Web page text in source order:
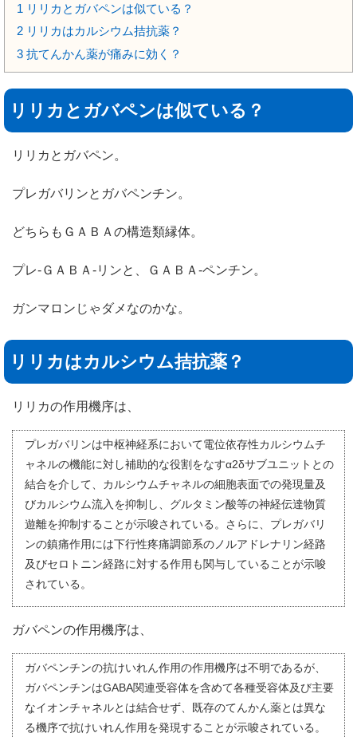
1 リリカとガバペンは似ている？
2 リリカはカルシウム拮抗薬？
3 抗てんかん薬が痛みに効く？
リリカとガバペンは似ている？
リリカとガバペン。
プレガバリンとガバペンチン。
どちらもＧＡＢＡの構造類縁体。
プレ-ＧＡＢＡ-リンと、ＧＡＢＡ-ペンチン。
ガンマロンじゃダメなのかな。
リリカはカルシウム拮抗薬？
リリカの作用機序は、
プレガバリンは中枢神経系において電位依存性カルシウムチ
ャネルの機能に対し補助的な役割をなすα2δサブユニットとの
結合を介して、カルシウムチャネルの細胞表面での発現量及
びカルシウム流入を抑制し、グルタミン酸等の神経伝達物質
遊離を抑制することが示唆されている。さらに、プレガバリ
ンの鎮痛作用には下行性疼痛調節系のノルアドレナリン経路
及びセロトニン経路に対する作用も関与していることが示唆
されている。
ガバペンの作用機序は、
ガバペンチンの抗けいれん作用の作用機序は不明であるが、
ガバペンチンはGABA関連受容体を含めて各種受容体及び主要
なイオンチャネルとは結合せず、既存のてんかん薬とは異な
る機序で抗けいれん作用を発現することが示唆されている。